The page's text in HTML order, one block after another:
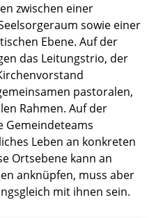
zwischen einer
sowie einer
Ebene. Auf der
das Leitungstrio, der
pastoralen,
Rahmen. Auf der
Gemeindeteams
Leben an konkreten
Ortsebene kann an
anknüpfen, muss aber
mit ihnen sein.